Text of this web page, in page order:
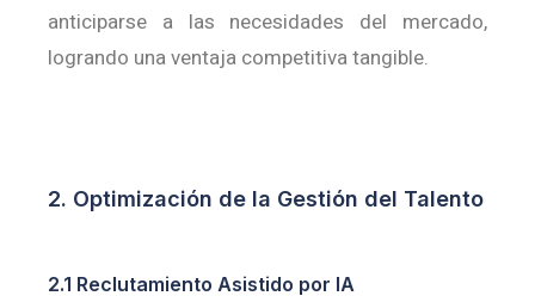
anticiparse a las necesidades del mercado,
logrando una ventaja competitiva tangible.
2. Optimización de la Gestión del Talento
2.1 Reclutamiento Asistido por IA